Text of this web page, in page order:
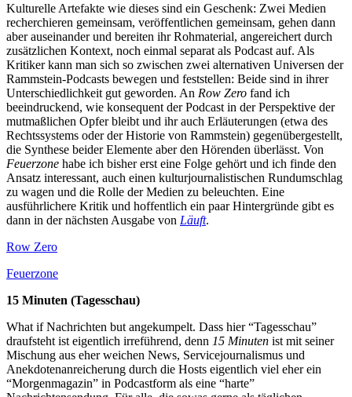
Kulturelle Artefakte wie dieses sind ein Geschenk: Zwei Medien
recherchieren gemeinsam, veröffentlichen gemeinsam, gehen dann
aber auseinander und bereiten ihr Rohmaterial, angereichert durch
zusätzlichen Kontext, noch einmal separat als Podcast auf. Als
Kritiker kann man sich so zwischen zwei alternativen Universen der
Rammstein-Podcasts bewegen und feststellen: Beide sind in ihrer
Unterschiedlichkeit gut geworden. An Row Zero fand ich
beeindruckend, wie konsequent der Podcast in der Perspektive der
mutmaßlichen Opfer bleibt und ihr auch Erläuterungen (etwa des
Rechtssystems oder der Historie von Rammstein) gegenübergestellt,
die Synthese beider Elemente aber den Hörenden überlässt. Von
Feuerzone habe ich bisher erst eine Folge gehört und ich finde den
Ansatz interessant, auch einen kulturjournalistischen Rundumschlag
zu wagen und die Rolle der Medien zu beleuchten. Eine
ausführlichere Kritik und hoffentlich ein paar Hintergründe gibt es
dann in der nächsten Ausgabe von Läuft.
Row Zero
Feuerzone
15 Minuten (Tagesschau)
What if Nachrichten but angekumpelt. Dass hier “Tagesschau”
draufsteht ist eigentlich irreführend, denn 15 Minuten ist mit seiner
Mischung aus eher weichen News, Servicejournalismus und
Anekdotenanreicherung durch die Hosts eigentlich viel eher ein
“Morgenmagazin” in Podcastform als eine “harte”